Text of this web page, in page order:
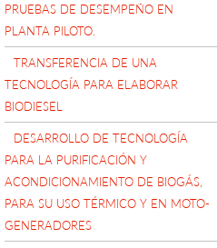
PRUEBAS DE DESEMPEÑO EN
PLANTA PILOTO.
TRANSFERENCIA DE UNA
TECNOLOGÍA PARA ELABORAR
BIODIESEL
DESARROLLO DE TECNOLOGÍA
PARA LA PURIFICACIÓN Y
ACONDICIONAMIENTO DE BIOGÁS,
PARA SU USO TÉRMICO Y EN MOTO-
GENERADORES